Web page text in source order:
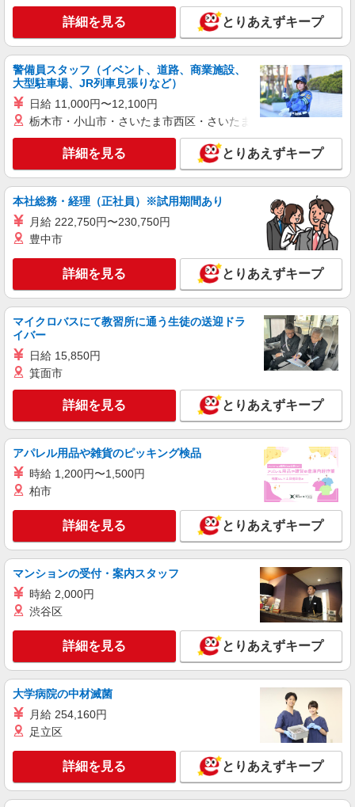
キープ 詳細を見る
アルバイト パート
株式会社HITOWA フードサービスカンパニー
福祉施設での調理員【アルバイト・パート】
時給1,350円以上 ※経験によりスタート時給は
変動します。 ※AP評価制度：あり 年1回の評価
により時給を見直します。 ※アルバイト賞与（寸
志）：あり 年2回。勤続年数により金額UP。
はなことば相模原 （神奈川県相模原市中央区
小町通1-11-12）
キープ 詳細を見る
正社員
株式会社HITOWA フードサービスカンパニー
福祉施設での調理師（チーフ候補）【正社員】
月給25万円〜30万円 ※給与は経験や前職給与
に応じて決定します。 賞与年2回
イリーゼ相模原矢部 （神奈川県相模原市中央
区矢部2-21-1）
キープ 詳細を見る
正社員
株式会社HITOWA フードサービスカンパニー
福祉施設での調理師【正社員】
に応じて決定します。 賞与年2回
イリーゼ相模原矢部 （神奈川県相模原市中央
キープ 詳細を見る
正社員
株式会社HITOWA フードサービスカンパニー
福祉施設での栄養士【正社員】
に応じて決定します。 賞与年2回 ※マイカー通勤
可能な方優遇
イリーゼ橋本中央 （神奈川県相模原市中央区
南橋本2-11-16）
キープ 詳細を見る
正社員
株式会社HITOWA フードサービスカンパニー
福祉施設での調理師（チーフ候補）【正社員】
月給25万円〜30万円 ※マイカー通勤可能な方
詳細を見る とりあえずキープ
警備員スタッフ（イベント、道路、商業施設、
大型駐車場、JR列車見張りなど）
日給 11,000円〜12,100円
栃木市・小山市・さいたま市西区・さいたま市岩槻区・久喜市・
詳細を見る とりあえずキープ
本社総務・経理（正社員）※試用期間あり
月給 222,750円〜230,750円
豊中市
詳細を見る とりあえずキープ
マイクロバスにて教習所に通う生徒の送迎ドラ
イバー
日給 15,850円
箕面市
詳細を見る とりあえずキープ
アパレル用品や雑貨のピッキング検品
時給 1,200円〜1,500円
柏市
詳細を見る とりあえずキープ
マンションの受付・案内スタッフ
時給 2,000円
渋谷区
詳細を見る とりあえずキープ
大学病院の中材滅菌
月給 254,160円
足立区
詳細を見る とりあえずキープ